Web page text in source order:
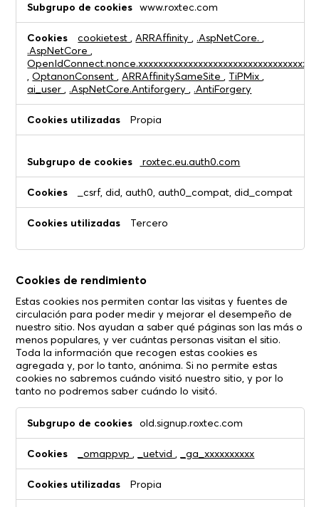
www.roxtec.com
cookietest,ARRAffinity, .AspNetCore.,
.AspNetCore,
,OptanonConsent,ARRAffinitySameSite, TiPMix,
ai_user, .AspNetCore.Antiforgery, .AntiForgery
Propia
roxtec.eu.auth0.com
_csrf, did, auth0, auth0_compat, did_compat
Tercero
Cookies de rendimiento
Estas cookies nos permiten contar las visitas y fuentes de
circulación para poder medir y mejorar el desempeño de
nuestro sitio. Nos ayudan a saber qué páginas son las más o
menos populares, y ver cuántas personas visitan el sitio.
Toda la información que recogen estas cookies es
agregada y, por lo tanto, anónima. Si no permite estas
cookies no sabremos cuándo visitó nuestro sitio, y por lo
tanto no podremos saber cuándo lo visitó.
de
rendimiento
old.signup.roxtec.com
_omappvp, _uetvid, _ga_xxxxxxxxxx
Propia